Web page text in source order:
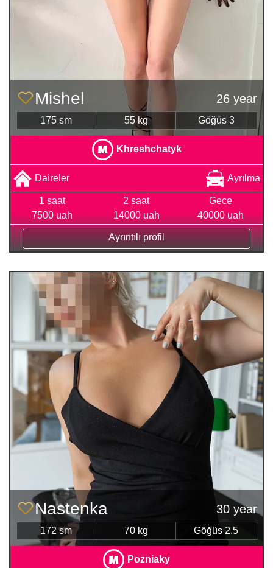
Mishel 26 year
175 sm 55 kg Göğüs 3
Khreshchatyk
Daireler Ayrılma
1 saat
7500 uah
2 saat
14000 uah
Gece
40000 uah
Ayrıntılı profil
Nastenka 30 year
172 sm 70 kg Göğüs 2.5
Pozniaky